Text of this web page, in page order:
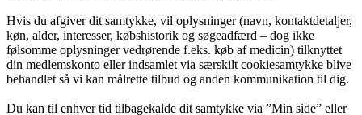
Hvis du afgiver dit samtykke, vil oplysninger (navn, kontaktdetaljer,
køn, alder, interesser, købshistorik og søgeadfærd – dog ikke
følsomme oplysninger vedrørende f.eks. køb af medicin) tilknyttet
din medlemskonto eller indsamlet via særskilt cookiesamtykke blive
behandlet så vi kan målrette tilbud og anden kommunikation til dig.
Du kan til enhver tid tilbagekalde dit samtykke via ”Min side” eller